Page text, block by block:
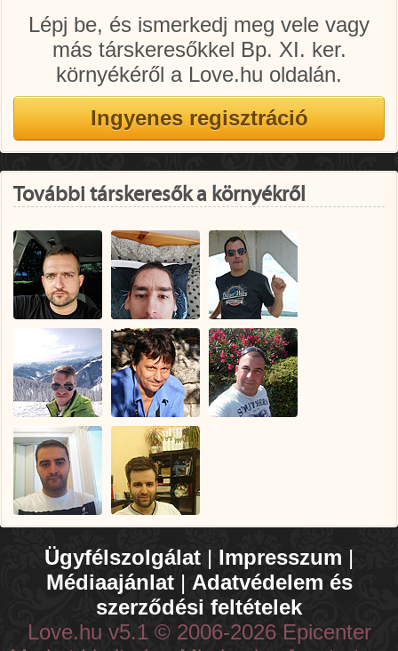
Lépj be, és ismerkedj meg vele vagy
más társkeresőkkel Bp. XI. ker.
környékéről a Love.hu oldalán.
További társkeresők a környékről
Ügyfélszolgálat | Impresszum |
Médiaajánlat| Adatvédelem és
szerződési feltételek
Love.hu v5.1 © 2006-2026 Epicenter